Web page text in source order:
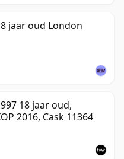
jaar oud London
18 jaar oud,
2016, Cask 11364